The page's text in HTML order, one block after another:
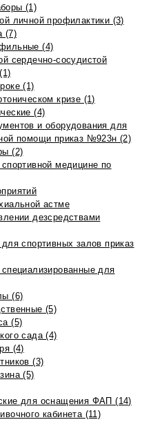
(1)
личной профилактики (3)
(7)
(4)
сердечно-сосудистой
(1)
кризе (1)
(4)
и оборудования для
помощи приказ №923н (2)
(2)
медицине по
астме
дезсредствами
спортивных залов приказ
для
(6)
(5)
(5)
сада (4)
(4)
(3)
(5)
для оснащения ФАП (14)
кабинета (11)